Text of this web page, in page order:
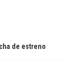
de estreno